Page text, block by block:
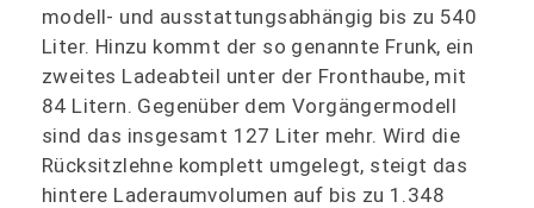
modell- und ausstattungsabhängig bis zu 540
Liter. Hinzu kommt der so genannte Frunk, ein
zweites Ladeabteil unter der Fronthaube, mit
84 Litern. Gegenüber dem Vorgängermodell
sind das insgesamt 127 Liter mehr. Wird die
Rücksitzlehne komplett umgelegt, steigt das
hintere Laderaumvolumen auf bis zu 1.348